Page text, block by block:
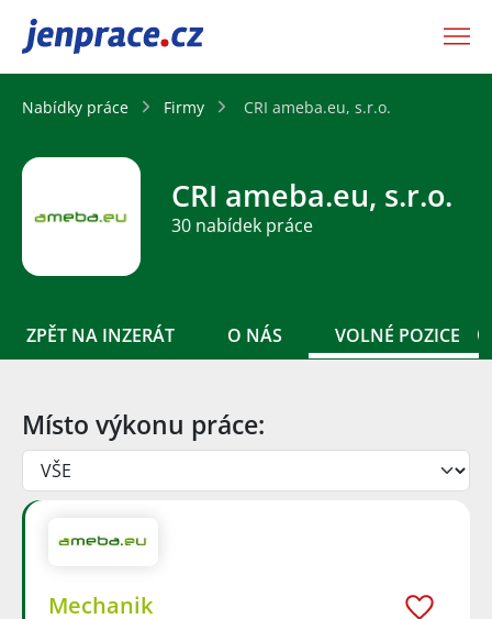
JenPráce.cz
Nabídky práce Firmy CRI ameba.eu, s.r.o.
CRI ameba.eu, s.r.o.
30 nabídek práce
ZPĚT NA INZERÁT O NÁS VOLNÉ POZICE
Místo výkonu práce:
Mechanik